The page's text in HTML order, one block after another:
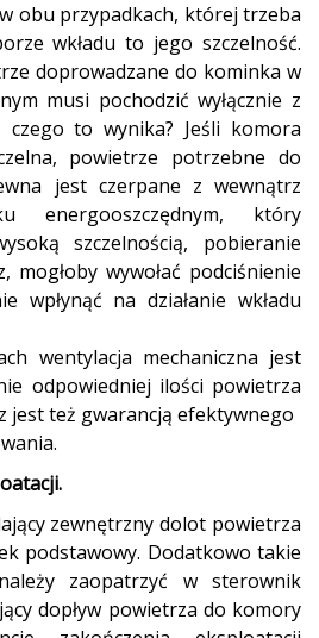
obu przypadkach, której trzeba
wkładuto jego szczelność.
doprowadzane do kominka w
musi pochodzić wyłącznie z
to wynika? Jeśli komora
powietrze potrzebne do
jest czerpane z wewnątrz
energooszczędnym, który
szczelnością, pobieranie
mogłoby wywołać podciśnienie
wpłynąć na działanie wkładu
wentylacja mechaniczna jest
odpowiedniej ilości powietrza
jest też gwarancją efektywnego
zewnętrzny dolot powietrza
podstawowy. Dodatkowo takie
zaopatrzyć w sterownik
dopływ powietrza do komory